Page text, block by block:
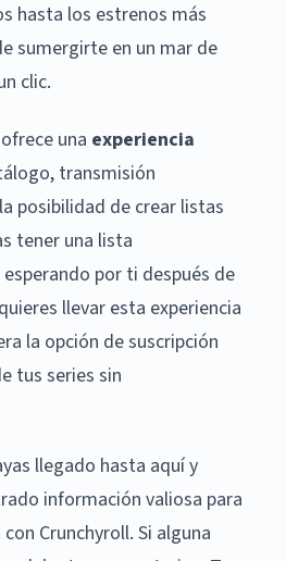
hasta los estrenos más
sumergirte en un mar de
clic.
una experiencia
transmisión
posibilidad de crear listas
tener una lista
por ti después de
llevar esta experiencia
la opción de suscripción
tus series sin
llegado hasta aquí y
información valiosa para
Crunchyroll. Si alguna